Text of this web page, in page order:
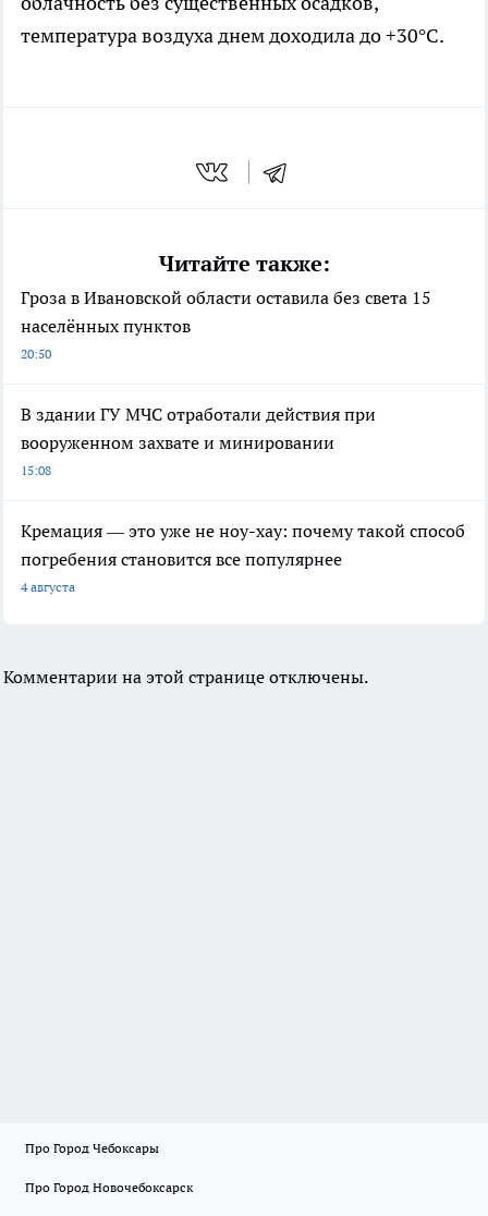
температура воздуха днем доходила до +30°С.
Читайте также:
Гроза в Ивановской области оставила без света 15
населённых пунктов
20:50
В здании ГУ МЧС отработали действия при
вооруженном захвате и минировании
15:08
Кремация — это уже не ноу-хау: почему такой способ
погребения становится все популярнее
4 августа
Комментарии на этой странице отключены.
Про Город Чебоксары
Про Город Новочебоксарск